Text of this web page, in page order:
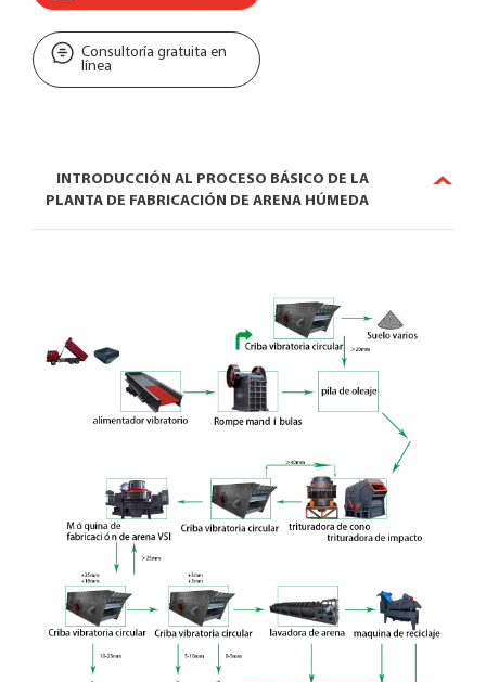
Consultoría gratuita en
línea
INTRODUCCIÓN AL PROCESO BÁSICO DE LA
PLANTA DE FABRICACIÓN DE ARENA HÚMEDA